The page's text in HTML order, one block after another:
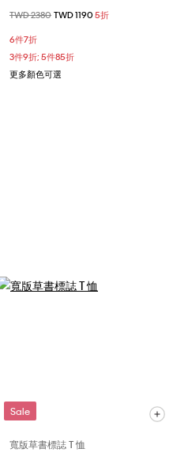
價格扣減從
TWD 2380 至
TWD 1190 5折
6件7折
3件9折; 5件85折
更多顏色可選
Sale
寬版草書標誌 T 恤